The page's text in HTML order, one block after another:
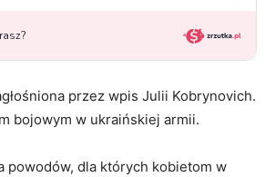
przez wpis Julii Kobrynovich.
bojowym w ukraińskiej armii.
powodów, dla których kobietom w